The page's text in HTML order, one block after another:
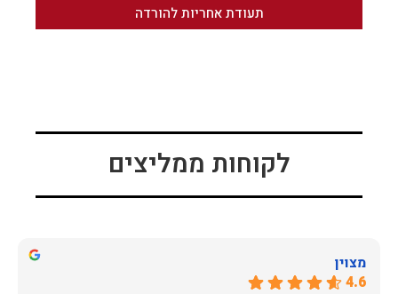
תעודת אחריות להורדה
לקוחות ממליצים
מצוין
4.6